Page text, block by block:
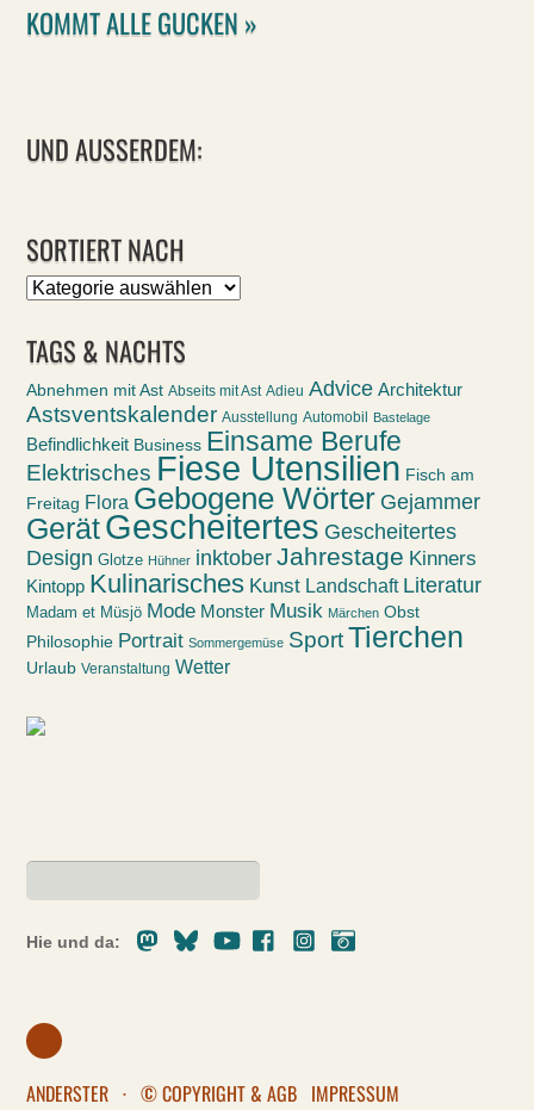
KOMMT ALLE GUCKEN »
UND AUSSERDEM:
SORTIERT NACH
Sortiert
TAGS & NACHTS
Abnehmen mit Ast Abseits mit Ast Adieu Advice Architektur
Astsventskalender Ausstellung Automobil Bastelage
Befindlichkeit Business Einsame Berufe
Elektrisches Fiese Utensilien Fisch am
Freitag Flora Gebogene Wörter Gejammer
GerätGescheitertes Gescheitertes
Design Glotze Hühner inktober Jahrestage Kinners
Kintopp Kulinarisches Kunst Landschaft Literatur
Madam et Müsjö Mode Monster Musik Märchen Obst
Philosophie Portrait Sommergemüse Sport Tierchen
Urlaub Veranstaltung Wetter
Hie und da:
MastodonBlueskyYoutubeFacebookInstagram
ANDERSTER · © COPYRIGHT & AGB IMPRESSUM